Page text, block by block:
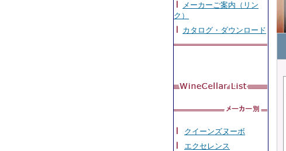
メーカーご案内（リン
ク）
カタログ・ダウンロード
クイーンズヌーボ
エクセレンス